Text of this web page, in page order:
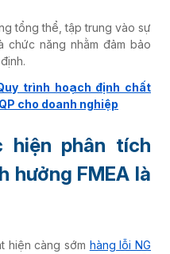
tổng thể, tập trung vào sự
năng nhằm đảm bảo
trình hoạch định chất
cho doanh nghiệp
hiện phân tích
hưởng FMEA là
hiện càng sớm hàng lỗi NG